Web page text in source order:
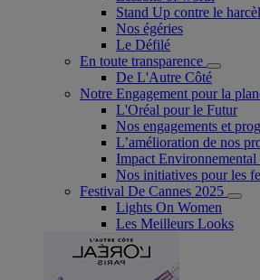
Stand Up contre le
Nos égéries
Le Défilé
En toute transparence
De L'Autre Côté
Notre Engagement pour la
L'Oréal pour le Futur
Nos engagements et
L’amélioration de nos
Impact Environnemental
Nos initiatives pour les
Festival De Cannes 2025
Lights On Women
Les Meilleurs Looks